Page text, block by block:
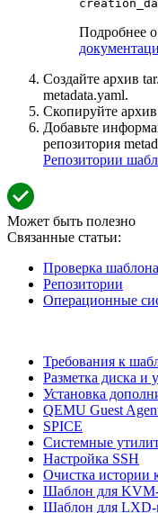
Подробнее
Создайте архив
metadata.yaml.
Скопируйте
Добавьте
репозитория
Репозитории
Может быть полезно
Связанные статьи:
Проверка
Репозитории
Операционные
Требования к
Разметка диска и
Установка
QEMU Guest
SPICE
Системные
Настройка SSH
Очистка истории
Шаблон для KVM-
Шаблон для LXD-